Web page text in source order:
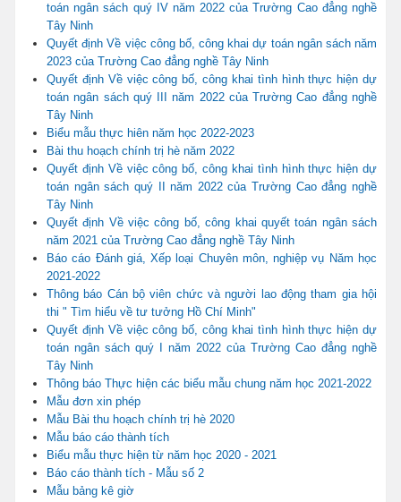
toán ngân sách quý IV năm 2022 của Trường Cao đẳng nghề
Tây Ninh
Quyết định Về việc công bố, công khai dự toán ngân sách năm
2023 của Trường Cao đẳng nghề Tây Ninh
Quyết định Về việc công bố, công khai tình hình thực hiện dự
toán ngân sách quý III năm 2022 của Trường Cao đẳng nghề
Tây Ninh
Biểu mẫu thực hiên năm học 2022-2023
Bài thu hoạch chính trị hè năm 2022
Quyết định Về việc công bố, công khai tình hình thực hiện dự
toán ngân sách quý II năm 2022 của Trường Cao đẳng nghề
Tây Ninh
Quyết định Về việc công bố, công khai quyết toán ngân sách
năm 2021 của Trường Cao đẳng nghề Tây Ninh
Báo cáo Đánh giá, Xếp loại Chuyên môn, nghiệp vụ Năm học
2021-2022
Thông báo Cán bộ viên chức và người lao động tham gia hội
thi " Tìm hiểu về tư tưởng Hồ Chí Minh"
Quyết định Về việc công bố, công khai tình hình thực hiện dự
toán ngân sách quý I năm 2022 của Trường Cao đẳng nghề
Tây Ninh
Thông báo Thực hiện các biểu mẫu chung năm học 2021-2022
Mẫu đơn xin phép
Mẫu Bài thu hoạch chính trị hè 2020
Mẫu báo cáo thành tích
Biểu mẫu thực hiện từ năm học 2020 - 2021
Báo cáo thành tích - Mẫu số 2
Mẫu bảng kê giờ